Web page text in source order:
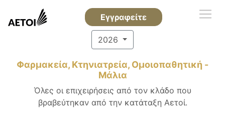
Εγγραφείτε
2026
Φαρμακεία, Κτηνιατρεία, Ομοιοπαθητική -
Μάλια
Όλες οι επιχειρήσεις από τον κλάδο που
βραβεύτηκαν από την κατάταξη Αετοί.